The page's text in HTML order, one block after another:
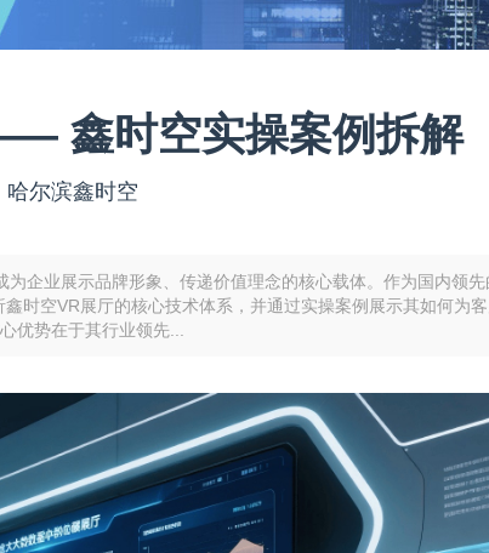
鑫时空实操案例拆解
尔滨鑫时空
企业展示品牌形象、传递价值理念的核心载体。作为国内领先
时空VR展厅的核心技术体系，并通过实操案例展示其如何为
优势在于其行业领先...